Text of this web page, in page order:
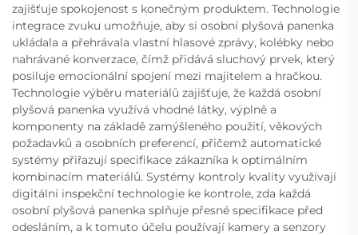
zajišťuje spokojenost s konečným produktem. Technologie
integrace zvuku umožňuje, aby si osobní plyšová panenka
ukládala a přehrávala vlastní hlasové zprávy, kolébky nebo
nahrávané konverzace, čímž přidává sluchový prvek, který
posiluje emocionální spojení mezi majitelem a hračkou.
Technologie výběru materiálů zajišťuje, že každá osobní
plyšová panenka využívá vhodné látky, výplně a
komponenty na základě zamýšleného použití, věkových
požadavků a osobních preferencí, přičemž automatické
systémy přiřazují specifikace zákazníka k optimálním
kombinacím materiálů. Systémy kontroly kvality využívají
digitální inspekční technologie ke kontrole, zda každá
osobní plyšová panenka splňuje přesné specifikace před
odesláním, a k tomuto účelu používají kamery a senzory